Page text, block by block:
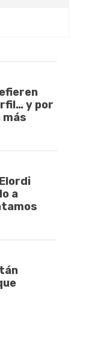
y por
a